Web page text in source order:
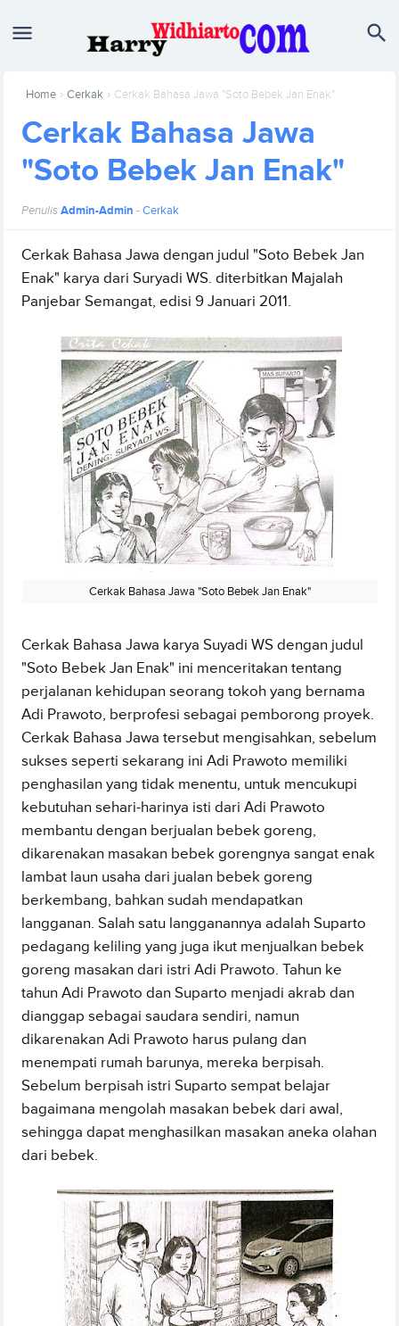
Home ›Cerkak › Cerkak Bahasa Jawa "Soto Bebek Jan Enak"
Cerkak Bahasa Jawa
"Soto Bebek Jan Enak"
PenulisAdmin-Admin -Cerkak
Cerkak Bahasa Jawa dengan judul "Soto Bebek Jan
Enak" karya dari Suryadi WS. diterbitkan Majalah
Panjebar Semangat, edisi 9 Januari 2011.
Cerkak Bahasa Jawa "Soto Bebek Jan Enak"
Cerkak Bahasa Jawa karya Suyadi WS dengan judul
"Soto Bebek Jan Enak" ini menceritakan tentang
perjalanan kehidupan seorang tokoh yang bernama
Adi Prawoto, berprofesi sebagai pemborong proyek.
Cerkak Bahasa Jawa tersebut mengisahkan, sebelum
sukses seperti sekarang ini Adi Prawoto memiliki
penghasilan yang tidak menentu, untuk mencukupi
kebutuhan sehari-harinya isti dari Adi Prawoto
membantu dengan berjualan bebek goreng,
dikarenakan masakan bebek gorengnya sangat enak
lambat laun usaha dari jualan bebek goreng
berkembang, bahkan sudah mendapatkan
langganan. Salah satu langganannya adalah Suparto
pedagang keliling yang juga ikut menjualkan bebek
goreng masakan dari istri Adi Prawoto. Tahun ke
tahun Adi Prawoto dan Suparto menjadi akrab dan
dianggap sebagai saudara sendiri, namun
dikarenakan Adi Prawoto harus pulang dan
menempati rumah barunya, mereka berpisah.
Sebelum berpisah istri Suparto sempat belajar
bagaimana mengolah masakan bebek dari awal,
sehingga dapat menghasilkan masakan aneka olahan
dari bebek.